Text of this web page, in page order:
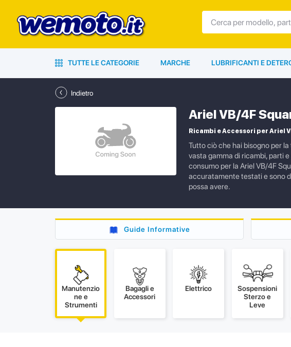
TUTTE LE CATEGORIE MARCHE LUBRIFICANTI E
Indietro
Ariel VB/4F
Ricambi e Accessori per Ariel
Tutto ciò che hai bisogno per
vasta gamma di ricambi, parti
consumo per la Ariel VB/4F
accuratamente testati e sono
possa avere.
Guide Informative
Manutenzio
ne e
Strumenti
Bagagli e
Accessori
Elettrico
Sospensioni
Sterzo e
Leve